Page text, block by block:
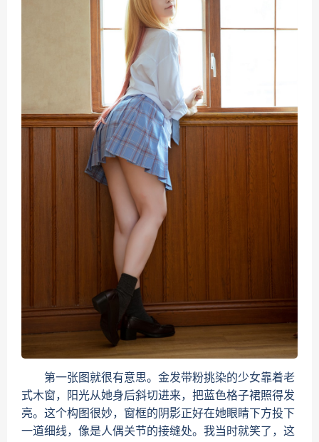
第一张图就很有意思。金发带粉挑染的少女靠着老
式木窗，阳光从她身后斜切进来，把蓝色格子裙照得发
亮。这个构图很妙，窗框的阴影正好在她眼睛下方投下
一道细线，像是人偶关节的接缝处。我当时就笑了，这